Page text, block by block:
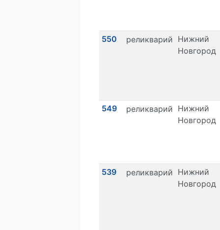
550 реликварий Нижний
Новгород
549 реликварий Нижний
Новгород
539 реликварий Нижний
Новгород